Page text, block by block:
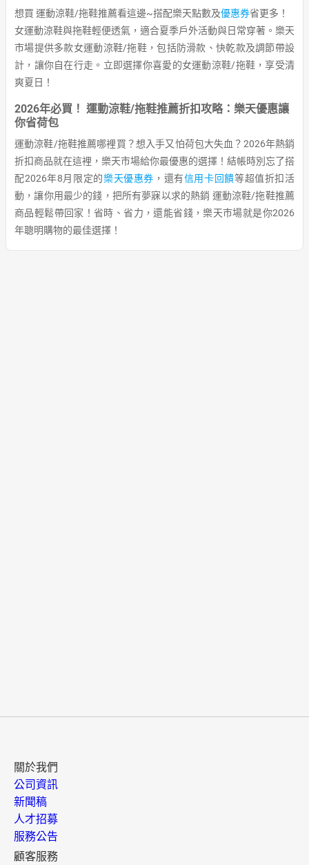
想買 運動涼鞋/拖鞋推薦看這邊~搭配樂天點數及優惠券省更多！
女運動涼鞋與拖鞋輕便透氣，適合夏季戶外活動與日常穿著。樂天
市場提供多款女運動涼鞋/拖鞋，包括防滑款、快乾款及調節帶設
計，讓你自在行走。立即選擇你喜愛的女運動涼鞋/拖鞋，享受清
爽夏日！
2026年必買！ 運動涼鞋/拖鞋推薦折扣攻略：樂天優惠讓
你省荷包
運動涼鞋/拖鞋推薦哪裡買？想入手又怕荷包大失血？2026年熱銷
折扣商品就在這裡，樂天市場給你最優惠的選擇！結帳時別忘了搭
配2026年8月限定的樂天優惠券 ，還有信用卡回饋等超值折扣活
動，讓你用最少的錢，把所有夢寐以求的熱銷 運動涼鞋/拖鞋推薦
商品輕鬆帶回家！省時、省力，還能省錢，樂天市場就是你2026
年聰明購物的最佳選擇！
關於我們
公司資訊
新聞稿
人才招募
服務公告
顧客服務